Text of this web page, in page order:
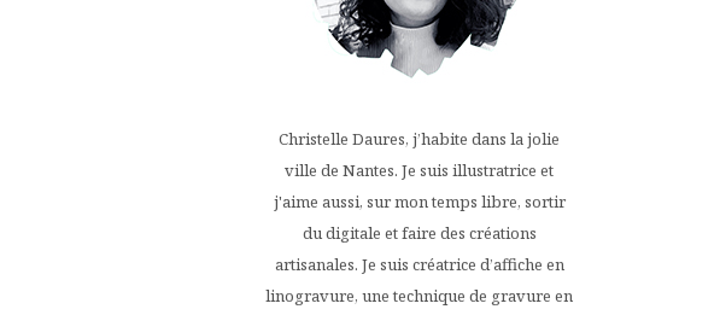
Christelle Daures, j’habite dans la jolie
ville de Nantes. Je suis illustratrice et
j'aime aussi, sur mon temps libre, sortir
du digitale et faire des créations
artisanales. Je suis créatrice d’affiche en
linogravure, une technique de gravure en